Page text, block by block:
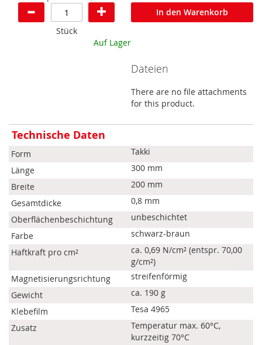
Stück
In den Warenkorb
Auf Lager
Dateien
There are no file attachments
for this product.
Mehr
Informationen
Technische Daten
Form
Takki
Länge
300 mm
Breite
200 mm
Gesamtdicke
0,8 mm
Oberflächenbeschichtung
unbeschichtet
Farbe
schwarz-braun
Haftkraft pro cm²
ca. 0,69 N/cm² (entspr. 70,00
g/cm²)
Magnetisierungsrichtung
streifenförmig
Gewicht
ca. 190 g
Klebefilm
Tesa 4965
Zusatz
Temperatur max. 60°C,
kurzzeitig 70°C